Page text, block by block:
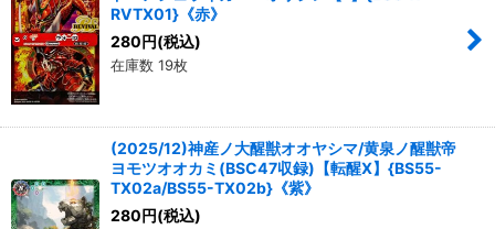
RVTX01}《赤》
280円(税込)
在庫数 19枚
(2025/12)神産ノ大醒獣オオヤシマ/黄泉ノ醒獣帝
ヨモツオオカミ(BSC47収録)【転醒X】{BS55-
TX02a/BS55-TX02b}《紫》
280円(税込)